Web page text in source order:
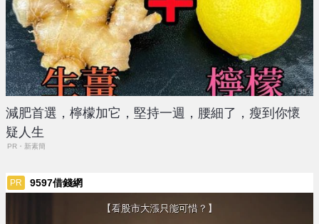
減肥首選，檸檬加它，堅持一週，腰細了，瘦到你懷
疑人生
PR・新素簡
PR 9597借錢網